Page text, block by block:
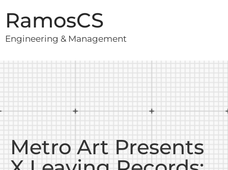
RamosCS
Engineering & Management
Metro Art Presents